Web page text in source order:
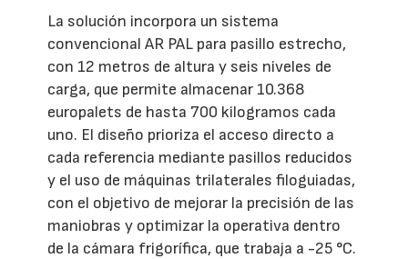
La solución incorpora un sistema
convencional AR PAL para pasillo estrecho,
con 12 metros de altura y seis niveles de
carga, que permite almacenar 10.368
europalets de hasta 700 kilogramos cada
uno. El diseño prioriza el acceso directo a
cada referencia mediante pasillos reducidos
y el uso de máquinas trilaterales filoguiadas,
con el objetivo de mejorar la precisión de las
maniobras y optimizar la operativa dentro
de la cámara frigorífica, que trabaja a -25 °C.